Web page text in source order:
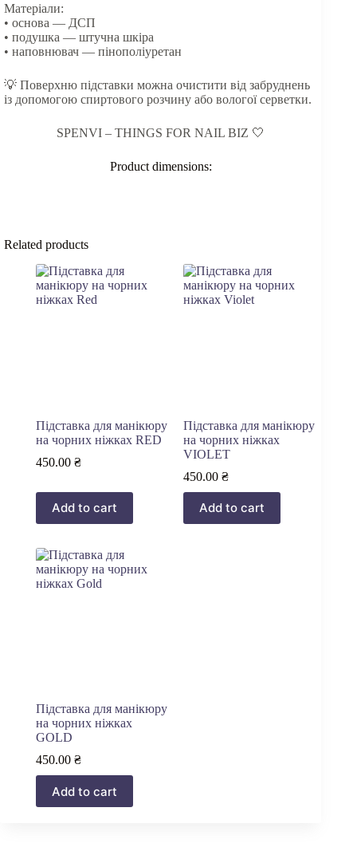
Матеріали:
• основа — ДСП
• подушка — штучна шкіра
• наповнювач — пінополіуретан
💡 Поверхню підставки можна очистити від забруднень
із допомогою спиртового розчину або вологої серветки.
SPENVI – THINGS FOR NAIL BIZ 🤍
Product dimensions:
Related products
Підставка для манікюру
на чорних ніжках RED
450.00 ₴
Add to cart
Підставка для манікюру
на чорних ніжках
VIOLET
450.00 ₴
Add to cart
Підставка для манікюру
на чорних ніжках
GOLD
450.00 ₴
Add to cart